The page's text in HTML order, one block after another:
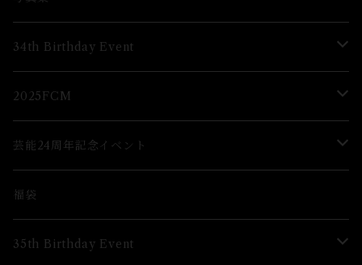
グッズ
34th Birthday Event
ブロマイド
グッズ
2025FCM
グッズ
芸能24周年記念イベント
ブロマイド
グッズ
福袋
35th Birthday Event